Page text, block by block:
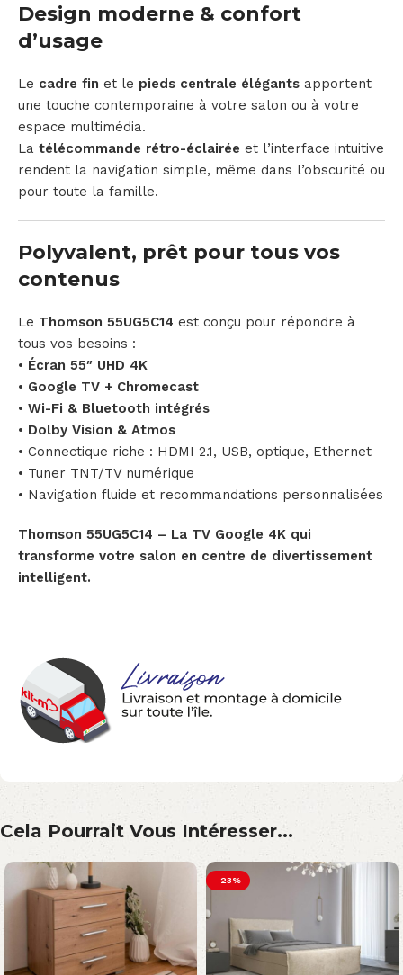
Design moderne & confort
d’usage
Le cadre fin et le pieds centrale élégants apportent
une touche contemporaine à votre salon ou à votre
espace multimédia.
La télécommande rétro-éclairée et l’interface intuitive
rendent la navigation simple, même dans l’obscurité ou
pour toute la famille.
Polyvalent, prêt pour tous vos
contenus
Le Thomson 55UG5C14 est conçu pour répondre à
tous vos besoins :
• Écran 55″ UHD 4K
• Google TV + Chromecast
• Wi-Fi & Bluetooth intégrés
• Dolby Vision & Atmos
• Connectique riche : HDMI 2.1, USB, optique, Ethernet
• Tuner TNT/TV numérique
• Navigation fluide et recommandations personnalisées
Thomson 55UG5C14 – La TV Google 4K qui
transforme votre salon en centre de divertissement
intelligent.
Cela Pourrait Vous Intéresser...
-23%